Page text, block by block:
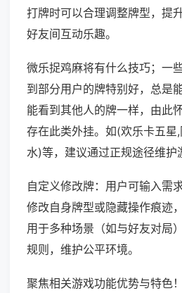
打牌时可以合理调整牌型，提
好友间互动乐趣。
微乐捉鸡麻将有什么技巧；一
到部分用户的牌特别好，总是
能看到其他人的牌一样，由此
存在此类外挂。如(欢乐卡五星
水)等，建议通过正规途径维护
自定义修改牌：用户可输入需
修改自身牌型或隐藏操作痕迹
用于多种场景（如与好友对局
规则，维护公平环境。
聚焦相关游戏功能优势与特色！